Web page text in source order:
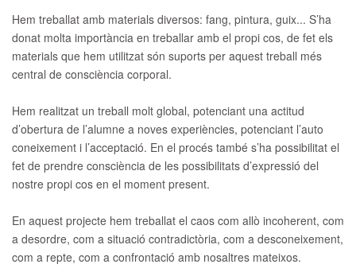
Hem treballat amb materials diversos: fang, pintura, guix... S’ha
donat molta importància en treballar amb el propi cos, de fet els
materials que hem utilitzat són suports per aquest treball més
central de consciència corporal.
Hem realitzat un treball molt global, potenciant una actitud
d’obertura de l’alumne a noves experiències, potenciant l’auto
coneixement i l’acceptació. En el procés també s’ha possibilitat el
fet de prendre consciència de les possibilitats d’expressió del
nostre propi cos en el moment present.
En aquest projecte hem treballat el caos com allò incoherent, com
a desordre, com a situació contradictòria, com a desconeixement,
com a repte, com a confrontació amb nosaltres mateixos.